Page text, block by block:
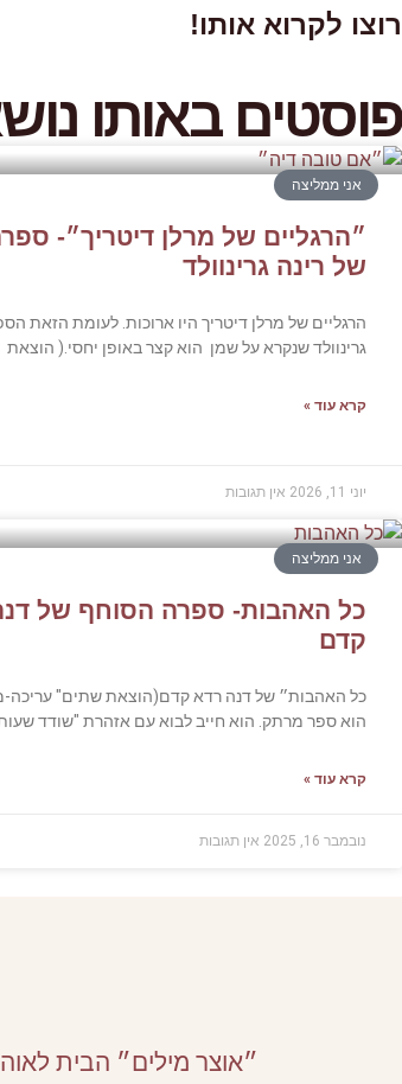
רוצו לקרוא אותו!
פוסטים באותו
אני ממליצה
״הרגליים של מרלן דיטריך״-
של רינה גרינוולד
הרגליים של מרלן דיטריך היו ארוכות. לעומת הזאת
גרינוולד שנקרא על שמן הוא קצר באופן יחסי.( הוצאת
קרא עוד »
יוני 11, 2026 אין תגובות
אני ממליצה
כל האהבות- ספרה הסוחף של
קדם
כל האהבות״ של דנה רדא קדם(הוצאת שתים" עריכה-
הוא ספר מרתק. הוא חייב לבוא עם אזהרת "שודד
קרא עוד »
נובמבר 16, 2025 אין תגובות
״אוצר מילים״ הבית